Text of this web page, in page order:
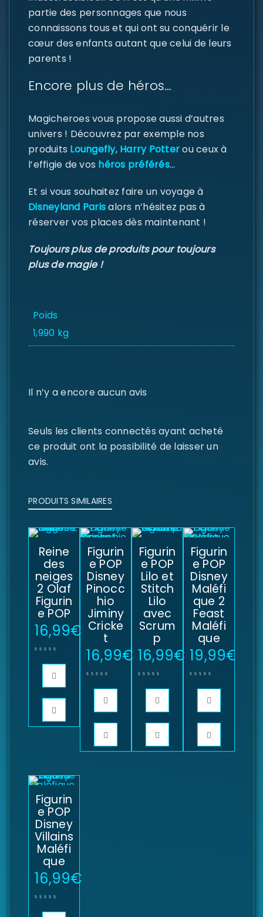
CONNECTER
ou e-mail
de passe*
SE CONNECTER
DE PASSE PERDU ?
partie des personnages que nous
connaissons tous et qui ont su conquérir le
cœur des enfants autant que celui de leurs
parents !
Encore plus de héros…
Magicheroes vous propose aussi d’autres
univers ! Découvrez par exemple nos
produits Loungefly,Harry Potterou ceux à
l’effigie de vos héros préférés…
Et si vous souhaitez faire un voyage à
Disneyland Parisalors n’hésitez pas à
réserver vos places dès maintenant !
Toujours plus de produits pour toujours
plus de magie !
Poids
1,990 kg
Il n’y a encore aucun avis
Seuls les clients connectés ayant acheté
ce produit ont la possibilité de laisser un
avis.
PRODUITS SIMILAIRES
Reine
des
neiges
2 Olaf
Figurin
e POP
16,99€
Figurin
e POP
Disney
Pinocc
hio
Jiminy
Cricke
t
16,99€
Figurin
e POP
Lilo et
Stitch
Lilo
avec
Scrum
p
16,99€
Figurin
e POP
Disney
Maléfi
que 2
Feast
Maléfi
que
19,99€
Figurin
e POP
Disney
Villains
Maléfi
que
16,99€